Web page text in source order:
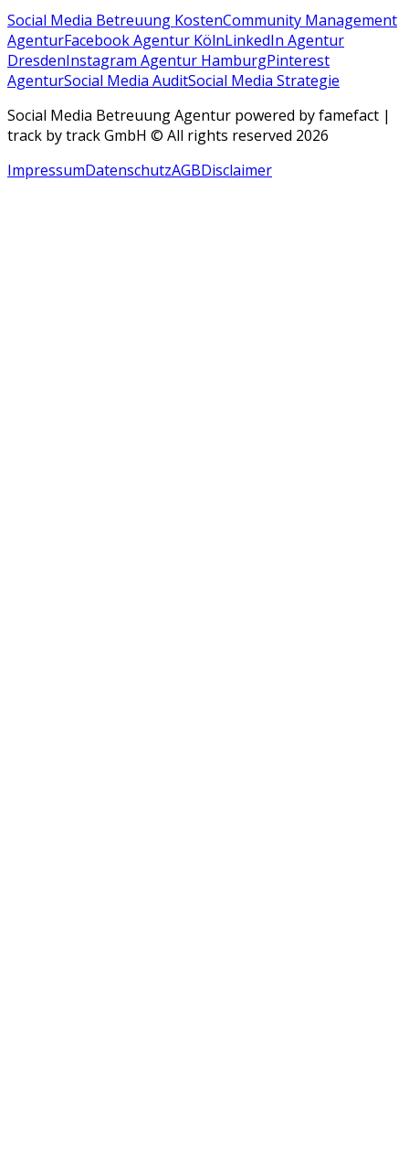
Social Media Betreuung KostenCommunity Management
AgenturFacebook Agentur KölnLinkedIn Agentur
DresdenInstagram Agentur HamburgPinterest
AgenturSocial Media AuditSocial Media Strategie
Social Media Betreuung Agentur powered by famefact |
track by track GmbH © All rights reserved 2026
ImpressumDatenschutzAGBDisclaimer